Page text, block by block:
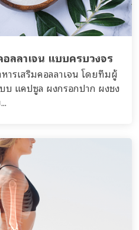
อลลาเจน แบบครบวงจร
ารเสริมคอลลาเจน โดยทีมผู้
แคปซูล ผงกรอกปาก ผงชง